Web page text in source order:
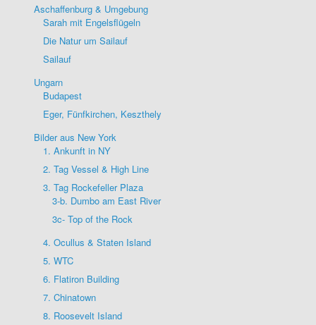
Aschaffenburg & Umgebung
Sarah mit Engelsflügeln
Die Natur um Sailauf
Sailauf
Ungarn
Budapest
Eger, Fünfkirchen, Keszthely
Bilder aus New York
1. Ankunft in NY
2. Tag Vessel & High Line
3. Tag Rockefeller Plaza
3-b. Dumbo am East River
3c- Top of the Rock
4. Ocullus & Staten Island
5. WTC
6. Flatiron Building
7. Chinatown
8. Roosevelt Island